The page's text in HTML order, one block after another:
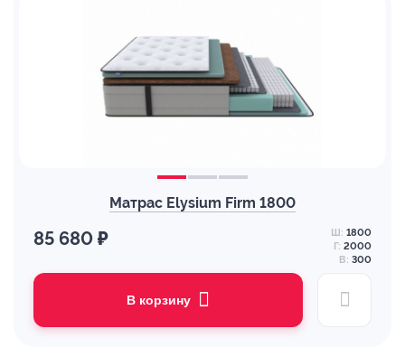
Матрас Elysium Firm 1800
85 680 ₽ Ш: 1800
Г: 2000
В: 300
В корзину